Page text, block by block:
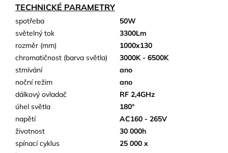
TECHNICKÉ PARAMETRY
spotřeba
50W
světelný tok
3300Lm
rozměr (mm)
1000x130
chromatičnost (barva světla)
3000K - 6500K
stmívání
ano
noční režim
ano
dálkový ovladač
RF 2,4GHz
úhel světla
180°
napětí
AC160 - 265V
životnost
30 000h
spínací cyklus
25 000 x